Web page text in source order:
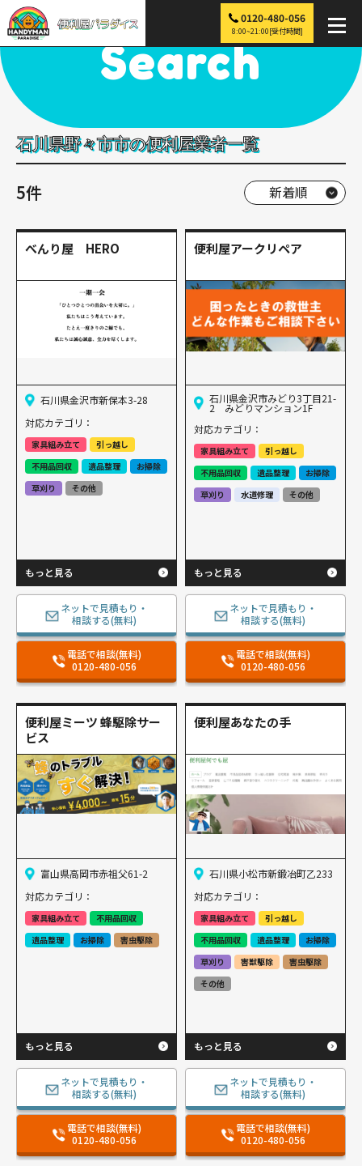
0120-480-056
8:00~21:00[受付時間]
便利屋パラダイス > 探す > 野々市市
Search
石川県野々市市の便利屋業者一覧
5件
べんり屋 HERO
石川県金沢市新保本3-28
対応カテゴリ：
家具組み立て
引っ越し
不用品回収
遺品整理
お掃除
草刈り
その他
もっと見る
ネットで見積もり・
相談する(無料)
電話で相談(無料)
0120-480-056
便利屋アークリペア
石川県金沢市みどり3丁目21-
2 みどりマンション1F
対応カテゴリ：
家具組み立て
引っ越し
不用品回収
遺品整理
お掃除
草刈り
水道修理 その他
もっと見る
ネットで見積もり・
相談する(無料)
電話で相談(無料)
0120-480-056
便利屋ミーツ 蜂駆除サー
ビス
富山県高岡市赤祖父61-2
対応カテゴリ：
家具組み立て
不用品回収
遺品整理
お掃除 害虫駆除
もっと見る
ネットで見積もり・
相談する(無料)
電話で相談(無料)
0120-480-056
便利屋あなたの手
石川県小松市新鍛冶町乙233
対応カテゴリ：
家具組み立て
引っ越し
不用品回収
遺品整理
お掃除
草刈り
害獣駆除
害虫駆除
その他
もっと見る
ネットで見積もり・
相談する(無料)
電話で相談(無料)
0120-480-056